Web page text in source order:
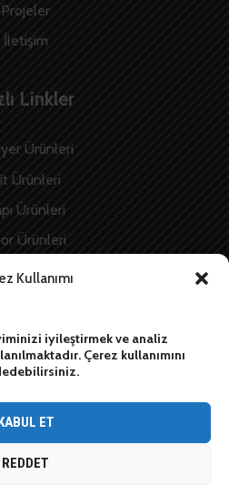
Kullanımı
iyileştirmek ve analiz
Çerez kullanımını
ET
REDDET
Projeler
İletişim
Linkler
Ürünleri
Ürünleri
Ürünleri
Ürünleri
Ürünleri
YAZIN
contact form”]